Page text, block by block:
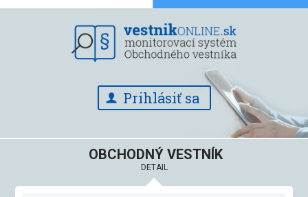
Prihlásiť sa
OBCHODNÝ VESTNÍK
DETAIL